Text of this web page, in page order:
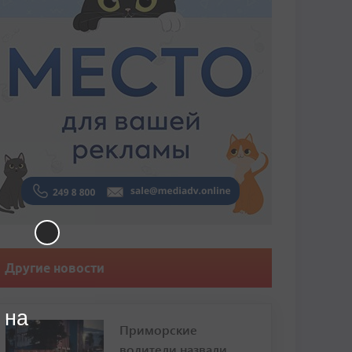
Другие новости
Приморские